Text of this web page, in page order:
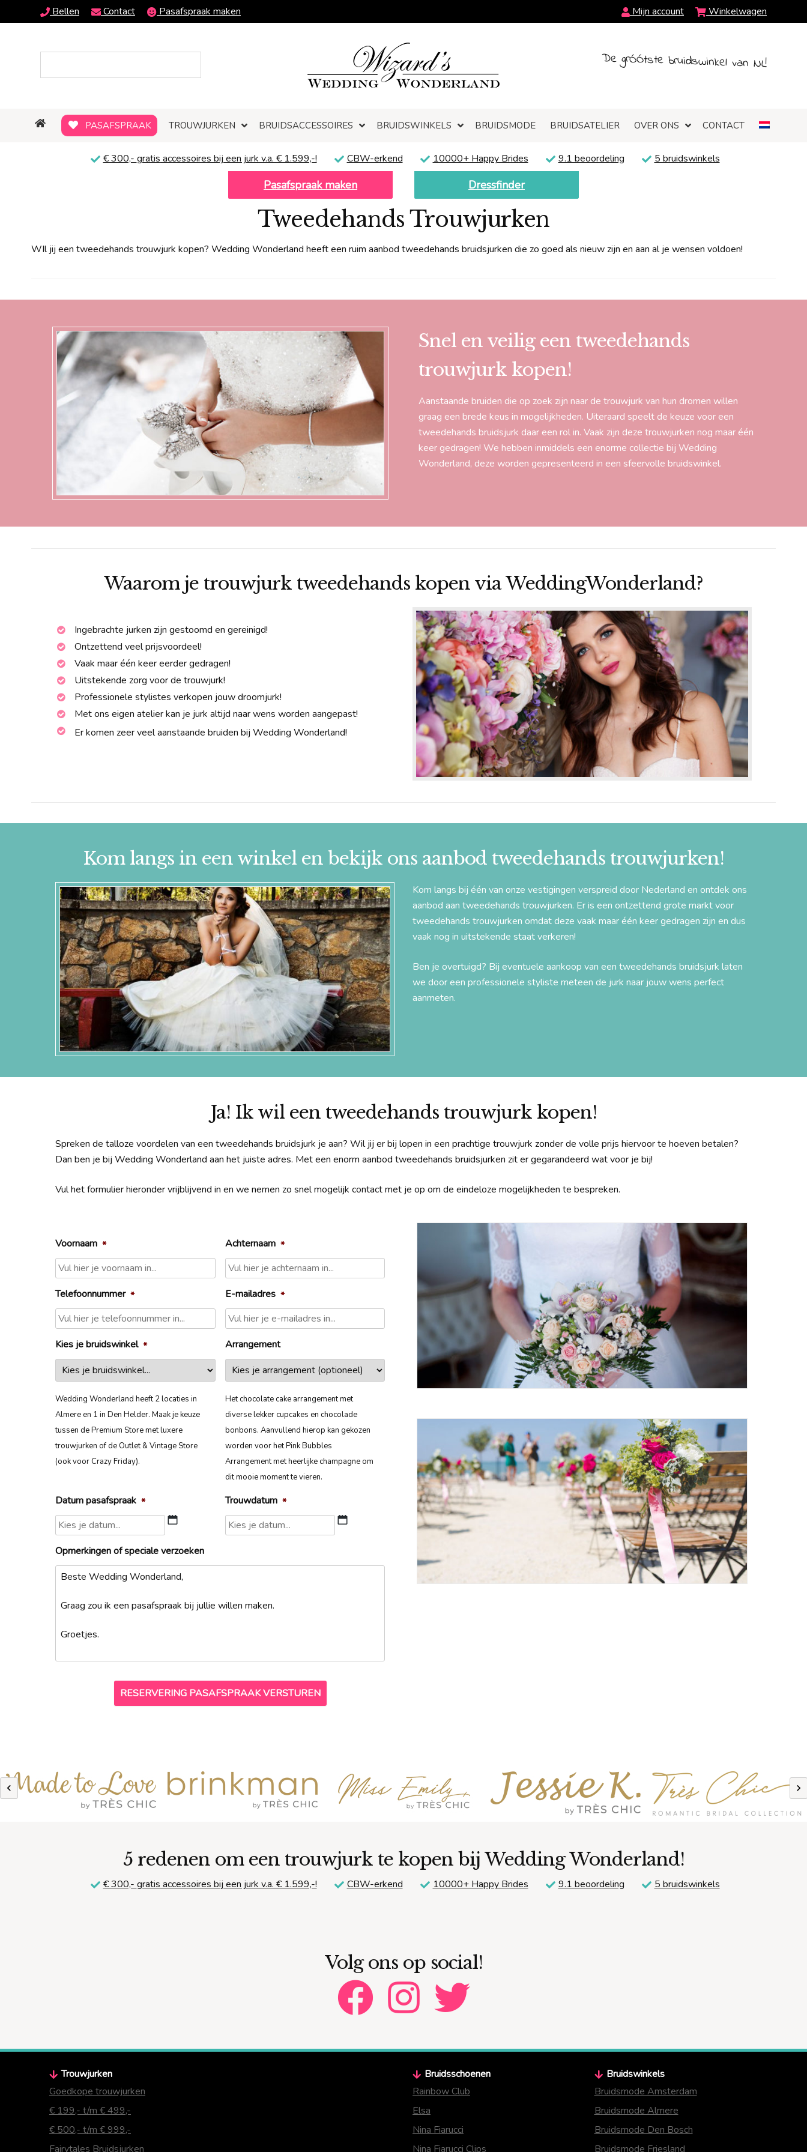
Bellen Contact Pasafspraak maken Mijn account Winkelwagen
De grÓÓtste bruidswinkel van NL!
PASAFSPRAAK TROUWJURKEN BRUIDSACCESSOIRES BRUIDSWINKELS BRUIDSMODE BRUIDSATELIER OVER ONS CONTACT
€ 300,- gratis accessoires bij een jurk v.a. € 1.599,-! CBW-erkend 10000+ Happy Brides 9.1 beoordeling 5 bruidswinkels
Pasafspraak maken Dressfinder
Tweedehands Trouwjurken
WIl jij een tweedehands trouwjurk kopen? Wedding Wonderland heeft een ruim aanbod tweedehands bruidsjurken die zo goed als nieuw zijn en aan al je wensen voldoen!
Snel en veilig een tweedehands
trouwjurk kopen!
Aanstaande bruiden die op zoek zijn naar de trouwjurk van hun dromen willen
graag een brede keus in mogelijkheden. Uiteraard speelt de keuze voor een
tweedehands bruidsjurk daar een rol in. Vaak zijn deze trouwjurken nog maar één
keer gedragen! We hebben inmiddels een enorme collectie bij Wedding
Wonderland, deze worden gepresenteerd in een sfeervolle bruidswinkel.
Waarom je trouwjurk tweedehands kopen via WeddingWonderland?
Ingebrachte jurken zijn gestoomd en gereinigd!
Ontzettend veel prijsvoordeel!
Vaak maar één keer eerder gedragen!
Uitstekende zorg voor de trouwjurk!
Professionele stylistes verkopen jouw droomjurk!
Met ons eigen atelier kan je jurk altijd naar wens worden aangepast!
Er komen zeer veel aanstaande bruiden bij Wedding Wonderland!
Kom langs in een winkel en bekijk ons aanbod tweedehands trouwjurken!
Kom langs bij één van onze vestigingen verspreid door Nederland en ontdek ons
aanbod aan tweedehands trouwjurken. Er is een ontzettend grote markt voor
tweedehands trouwjurken omdat deze vaak maar één keer gedragen zijn en dus
vaak nog in uitstekende staat verkeren!
Ben je overtuigd? Bij eventuele aankoop van een tweedehands bruidsjurk laten
we door een professionele styliste meteen de jurk naar jouw wens perfect
aanmeten.
Ja! Ik wil een tweedehands trouwjurk kopen!
Spreken de talloze voordelen van een tweedehands bruidsjurk je aan? Wil jij er bij lopen in een prachtige trouwjurk zonder de volle prijs hiervoor te hoeven betalen?
Dan ben je bij Wedding Wonderland aan het juiste adres. Met een enorm aanbod tweedehands bruidsjurken zit er gegarandeerd wat voor je bij!
Vul het formulier hieronder vrijblijvend in en we nemen zo snel mogelijk contact met je op om de eindeloze mogelijkheden te bespreken.
Voornaam * Achternaam *
Telefoonnummer * E-mailadres *
Kies je bruidswinkel *
Wedding Wonderland heeft 2 locaties in
Almere en 1 in Den Helder. Maak je keuze
tussen de Premium Store met luxere
trouwjurken of de Outlet & Vintage Store
(ook voor Crazy Friday).
Arrangement
Het chocolate cake arrangement met
diverse lekker cupcakes en chocolade
bonbons. Aanvullend hierop kan gekozen
worden voor het Pink Bubbles
Arrangement met heerlijke champagne om
dit mooie moment te vieren.
Datum pasafspraak *
DD
MM
slash
JJJJ
Trouwdatum *
DD
slash
Opmerkingen of speciale verzoeken
Previous
5 redenen om een trouwjurk te kopen bij Wedding Wonderland!
€ 300,- gratis accessoires bij een jurk v.a. € 1.599,-! CBW-erkend 10000+ Happy Brides 9.1 beoordeling 5 bruidswinkels
Volg ons op social!
Trouwjurken
Goedkope trouwjurken
€ 199,- t/m € 499,-
€ 500,- t/m € 999,-
Fairytales Bruidsjurken
Bruidsschoenen
Rainbow Club
Elsa
Nina Fiarucci
Nina Fiarucci Clips
Bruidswinkels
Bruidsmode Amsterdam
Bruidsmode Almere
Bruidsmode Den Bosch
Bruidsmode Friesland